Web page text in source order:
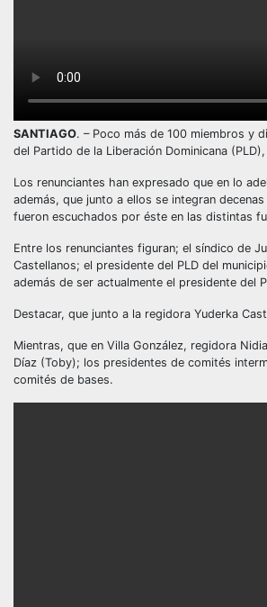
SANTIAGO. – Poco más de 100 miembros y
del Partido de la Liberación Dominicana
Los renunciantes han expresado que en lo
además, que junto a ellos se integran
fueron escuchados por éste en las distintas
Entre los renunciantes figuran; el síndico de
Castellanos; el presidente del PLD del
además de ser actualmente el presidente del
Destacar, que junto a la regidora Yuderka
Mientras, que en Villa González, regidora
Díaz (Toby); los presidentes de comités
comités de bases.